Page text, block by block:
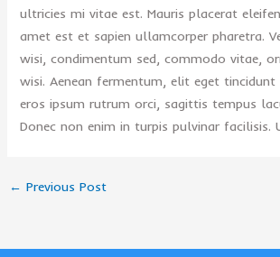
ultricies mi vitae est. Mauris placerat
amet est et sapien ullamcorper pharetra.
wisi, condimentum sed, commodo vitae,
wisi. Aenean fermentum, elit eget tincidunt
eros ipsum rutrum orci, sagittis tempus
Donec non enim in turpis pulvinar facilisis.
← Previous Post